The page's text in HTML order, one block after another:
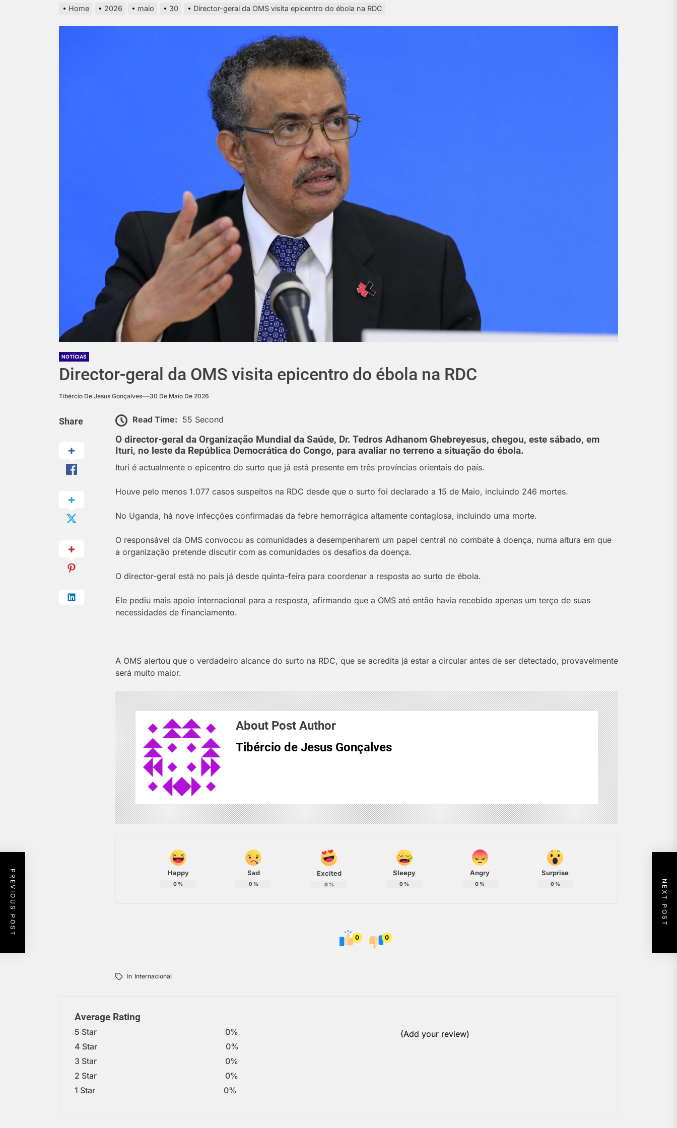
Home 2026 maio 30 Director-geral da OMS visita epicentro do ébola na RDC
NOTÍCIAS
Director-geral da OMS visita epicentro do ébola na RDC
Tibércio De Jesus Gonçalves 30 De Maio De 2026
Share Read Time: 55 Second
O director-geral da Organização Mundial da Saúde, Dr. Tedros Adhanom Ghebreyesus, chegou, este sábado, em
Ituri, no leste da República Democrática do Congo, para avaliar no terreno a situação do ébola.
Ituri é actualmente o epicentro do surto que já está presente em três províncias orientais do país.
Houve pelo menos 1.077 casos suspeitos na RDC desde que o surto foi declarado a 15 de Maio, incluindo 246 mortes.
No Uganda, há nove infecções confirmadas da febre hemorrágica altamente contagiosa, incluindo uma morte.
O responsável da OMS convocou as comunidades a desempenharem um papel central no combate à doença, numa altura em que
a organização pretende discutir com as comunidades os desafios da doença.
O director-geral está no país já desde quinta-feira para coordenar a resposta ao surto de ébola.
Ele pediu mais apoio internacional para a resposta, afirmando que a OMS até então havia recebido apenas um terço de suas
necessidades de financiamento.
A OMS alertou que o verdadeiro alcance do surto na RDC, que se acredita já estar a circular antes de ser detectado, provavelmente
será muito maior.
About Post Author
Tibércio de Jesus Gonçalves
Happy
0 %
Sad
0%
Excited
0%
Sleepy
0 %
Angry
0 %
Surprise
0%
0 0
In Internacional
Average Rating
5 Star
0%
4 Star
0%
3 Star
0%
2 Star
0%
1 Star
0%
(Add your review)
PREVIOUS POST NEXT POST